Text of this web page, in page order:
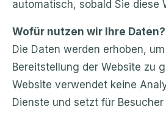
automatisch, sobald Sie diese
Wofür nutzen wir Ihre Daten?
Die Daten werden erhoben,
Bereitstellung der Website zu
Website verwendet keine
Dienste und setzt für